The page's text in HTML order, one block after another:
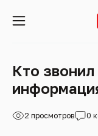
Кто
2 просмотров 0